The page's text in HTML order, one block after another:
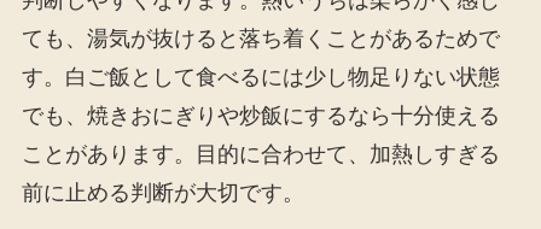
ても、湯気が抜けると落ち着くことがあるためで
す。白ご飯として食べるには少し物足りない状態
でも、焼きおにぎりや炒飯にするなら十分使える
ことがあります。目的に合わせて、加熱しすぎる
前に止める判断が大切です。